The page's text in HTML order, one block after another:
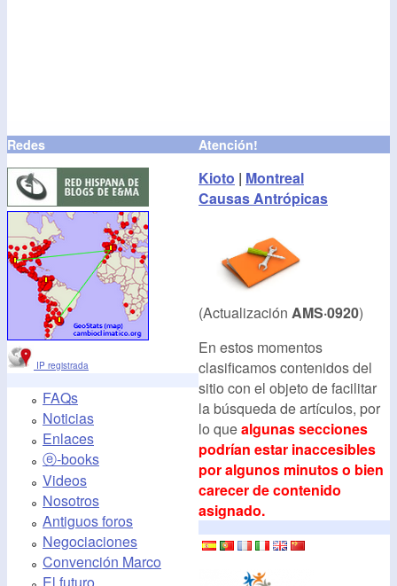
Redes
IP registrada
FAQs
Noticias
Enlaces
ⓔ-books
Videos
Nosotros
Antiguos foros
Negociaciones
Convención Marco
El futuro...
Atención!
Kioto | Montreal
Causas Antrópicas
(Actualización AMS·0920)
En estos momentos
clasificamos contenidos del
sitio con el objeto de facilitar
la búsqueda de artículos, por
lo quealgunas secciones
podrían estar inaccesibles
por algunos minutos o bien
carecer de contenido
asignado.